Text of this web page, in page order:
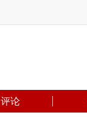
评论